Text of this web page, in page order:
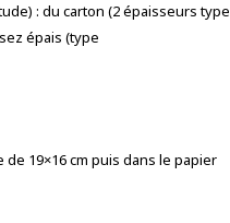
: du carton (2 épaisseurs type
épais (type
de 19×16 cm puis dans le papier